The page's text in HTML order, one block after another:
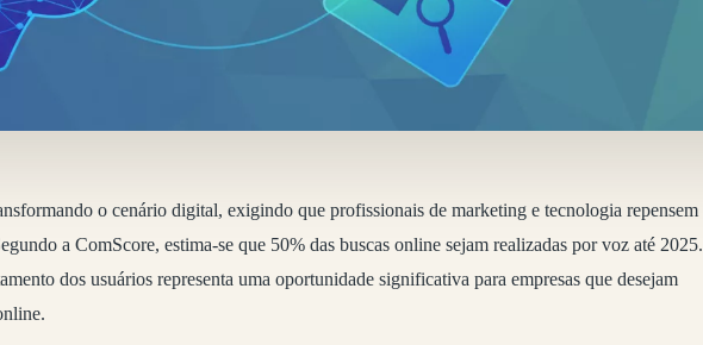
o cenário digital, exigindo que profissionais de marketing e tecnologia repensem
a ComScore, estima-se que 50% das buscas online sejam realizadas por voz até 2025.
dos usuários representa uma oportunidade significativa para empresas que desejam